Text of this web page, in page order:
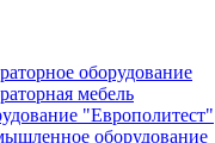
оборудование
мебель
"Европолитест"
оборудование